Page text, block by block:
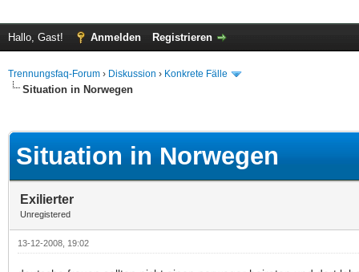
Hallo, Gast! Anmelden Registrieren
Trennungsfaq-Forum › Diskussion › Konkrete Fälle
Situation in Norwegen
Situation in Norwegen
Exilierter
Unregistered
13-12-2008, 19:02